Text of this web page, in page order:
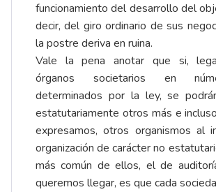
funcionamiento del desarrollo del
decir, del giro ordinario de sus
la postre deriva en ruina.
Vale la pena anotar que si,
órganos societarios en
determinados por la ley, se
estatutariamente otros más e
expresamos, otros organismos al
organización de carácter no
más común de ellos, el de
queremos llegar, es que cada